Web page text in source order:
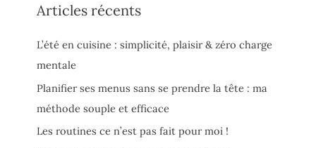
Articles récents
L’été en cuisine : simplicité, plaisir & zéro charge
mentale
Planifier ses menus sans se prendre la tête : ma
méthode souple et efficace
Les routines ce n’est pas fait pour moi !